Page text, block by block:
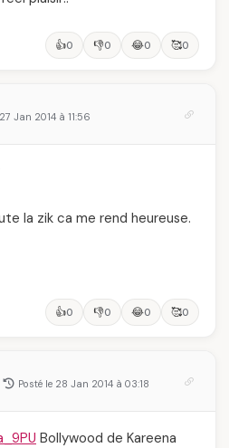
👍0 👎0 😂0 🥰0
Jan 2014 à 11:56
la zik ca me rend heureuse.
👍0 👎0 😂0 🥰0
Posté le 28 Jan 2014 à 03:18
Bollywood de Kareena